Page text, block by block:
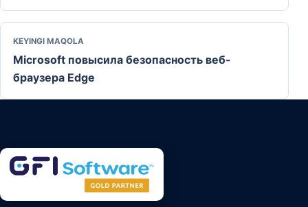
KEYINGI MAQOLA
Microsoft повысила безопасность веб-
браузера Edge